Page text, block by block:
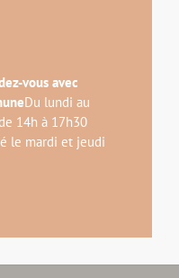
vous avec
Du lundi au
14h à 17h30
le mardi et jeudi